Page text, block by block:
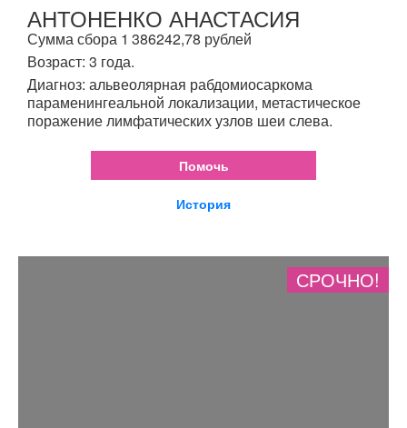
АНТОНЕНКО АНАСТАСИЯ
Сумма сбора 1 386242,78 рублей
Возраст: 3 года.
Диагноз: альвеолярная рабдомиосаркома
параменингеальной локализации, метастическое
поражение лимфатических узлов шеи слева.
Помочь
История
СРОЧНО!